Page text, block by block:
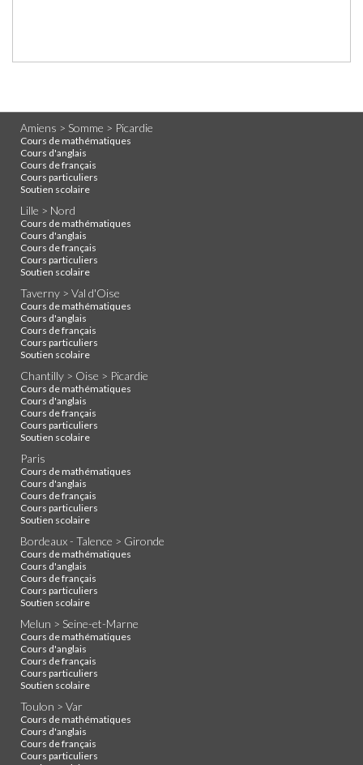
Amiens > Somme > Picardie
Cours de mathématiques
Cours d'anglais
Cours de français
Cours particuliers
Soutien scolaire
Lille > Nord
Cours de mathématiques
Cours d'anglais
Cours de français
Cours particuliers
Soutien scolaire
Taverny > Val d'Oise
Cours de mathématiques
Cours d'anglais
Cours de français
Cours particuliers
Soutien scolaire
Chantilly > Oise > Picardie
Cours de mathématiques
Cours d'anglais
Cours de français
Cours particuliers
Soutien scolaire
Paris
Cours de mathématiques
Cours d'anglais
Cours de français
Cours particuliers
Soutien scolaire
Bordeaux - Talence > Gironde
Cours de mathématiques
Cours d'anglais
Cours de français
Cours particuliers
Soutien scolaire
Melun > Seine-et-Marne
Cours de mathématiques
Cours d'anglais
Cours de français
Cours particuliers
Soutien scolaire
Toulon > Var
Cours de mathématiques
Cours d'anglais
Cours de français
Cours particuliers